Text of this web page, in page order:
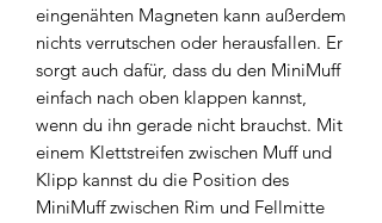
eingenähten Magneten kann außerdem
nichts verrutschen oder herausfallen. Er
sorgt auch dafür, dass du den MiniMuff
einfach nach oben klappen kannst,
wenn du ihn gerade nicht brauchst. Mit
einem Klettstreifen zwischen Muff und
Klipp kannst du die Position des
MiniMuff zwischen Rim und Fellmitte